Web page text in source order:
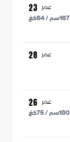
عمر 23
167سم /64كغ
عمر 28
عمر 26
180سم /75كغ